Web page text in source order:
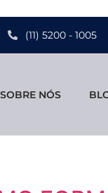
(11) 5200 - 1005
SOBRE NÓS